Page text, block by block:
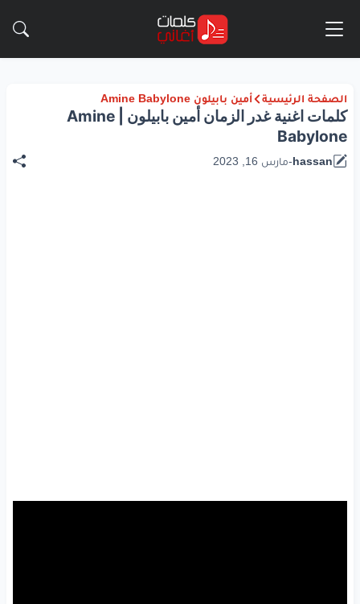
الصفحة الرئيسية أمين بابيلون Amine Babylone
كلمات اغنية غدر الزمان أمين بابيلون | Amine
Babylone
hassan
-مارس 16, 2023